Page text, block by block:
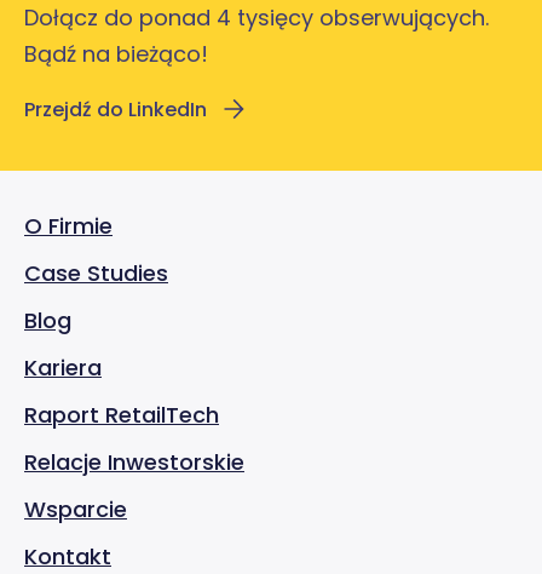
Dołącz do ponad 4 tysięcy obserwujących.
Bądź na bieżąco!
Przejdź do LinkedIn
O Firmie
Case Studies
Blog
Kariera
Raport RetailTech
Relacje Inwestorskie
Wsparcie
Kontakt